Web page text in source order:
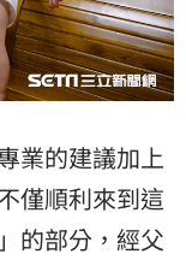
業的建議加上
僅順利來到這
的部分，經父